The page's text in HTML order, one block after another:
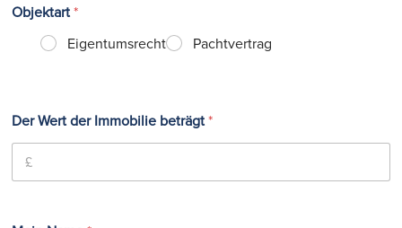
Objektart*
Eigentumsrecht
Pachtvertrag
Der Wert der Immobilie beträgt*